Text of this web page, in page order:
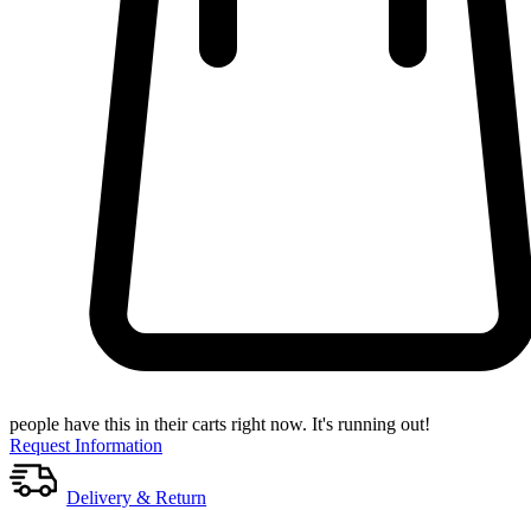
people have this in their carts right now. It's running out!
Request Information
Delivery & Return